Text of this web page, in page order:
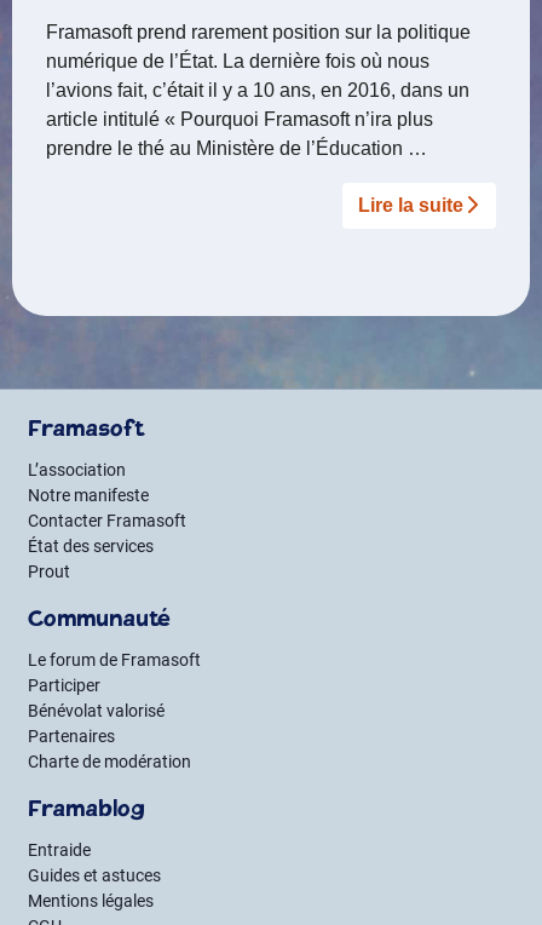
Framasoft prend rarement position sur la politique
numérique de l’État. La dernière fois où nous
l’avions fait, c’était il y a 10 ans, en 2016, dans un
article intitulé « Pourquoi Framasoft n’ira plus
prendre le thé au Ministère de l’Éducation …
Lire la suite­­
Framasoft
L’association
Notre manifeste
Contacter Framasoft
État des services
Prout
Communauté
Le forum de Framasoft
Participer
Bénévolat valorisé
Partenaires
Charte de modération
Framablog
Entraide
Guides et astuces
Mentions légales